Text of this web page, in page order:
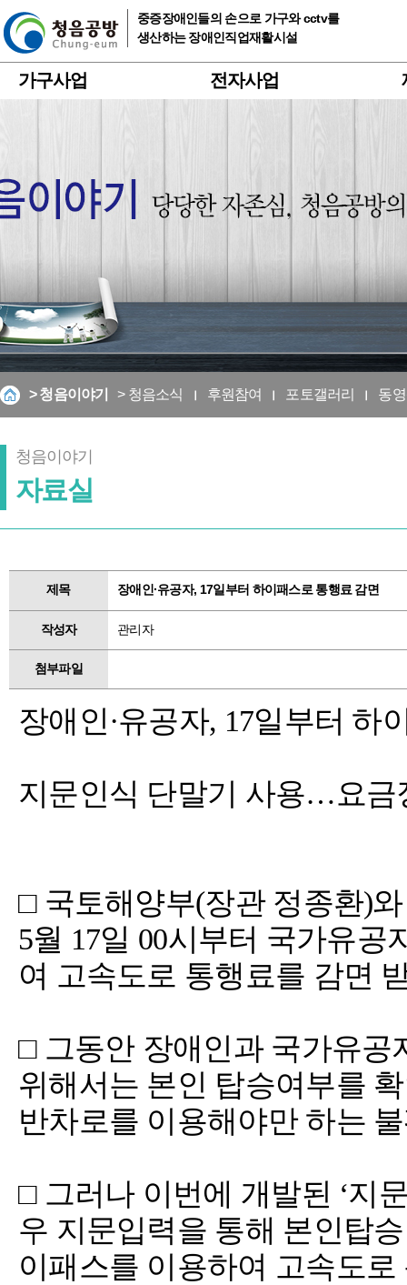
중증장애인들의 손으로 가구와 cctv를
생산하는 장애인직업재활시설
가구사업 전자사업
> 청음이야기 > 청음소식 후원참여 포토갤러리 동
청음이야기
자료실
제목 장애인·유공자, 17일부터 하이패스로 통행료 감면
작성자 관리자
첨부파일
장애인·유공자, 17일부터 하
지문인식 단말기 사용…요금
□ 국토해양부(장관 정종환)
5월 17일 00시부터 국가유
여 고속도로 통행료를 감면
□ 그동안 장애인과 국가유공
위해서는 본인 탑승여부를
반차로를 이용해야만 하는
□ 그러나 이번에 개발된 ‘지
우 지문입력을 통해 본인탑
이패스를 이용하여 고속도